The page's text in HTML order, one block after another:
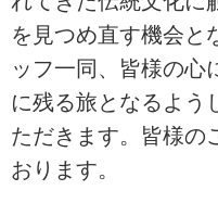
を見つめ直す機会と
ッフ一同、皆様の心
に残る旅となるよう
ただきます。皆様の
おります。